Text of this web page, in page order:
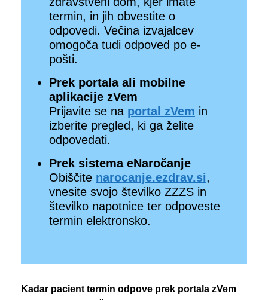
termin, in jih obvestite o
odpovedi. Večina izvajalcev
omogoča tudi odpoved po e-
pošti.
Prek portala ali mobilne
aplikacije zVem
Prijavite se na portal zVem in
izberite pregled, ki ga želite
odpovedati.
Prek sistema eNaročanje
Obiščite narocanje.ezdrav.si,
vnesite svojo številko ZZZS in
številko napotnice ter odpoveste
termin elektronsko.
Kadar pacient termin odpove prek portala zVem